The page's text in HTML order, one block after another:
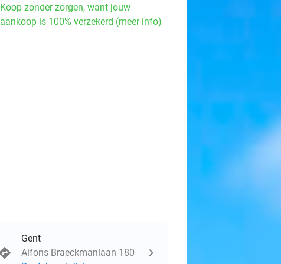
Koop zonder zorgen, want jouw
aankoop is 100% verzekerd (meer info)
Gent
Alfons Braeckmanlaan 180